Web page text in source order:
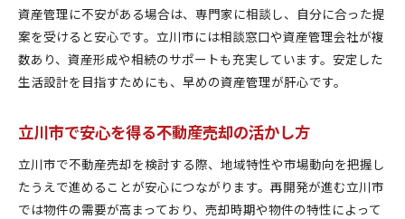
資産管理に不安がある場合は、専門家に相談し、自分に合った提
案を受けると安心です。立川市には相談窓口や資産管理会社が複
数あり、資産形成や相続のサポートも充実しています。安定した
生活設計を目指すためにも、早めの資産管理が肝心です。
立川市で安心を得る不動産売却の活かし方
立川市で不動産売却を検討する際、地域特性や市場動向を把握し
たうえで進めることが安心につながります。再開発が進む立川市
では物件の需要が高まっており、売却時期や物件の特性によって